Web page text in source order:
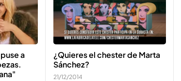
a
¿Quieres el chester de Marta
Sánchez?
21/12/2014